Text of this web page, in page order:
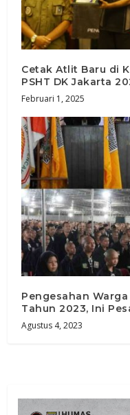
Cetak Atlit Baru di
PSHT DK Jakarta
Februari 1, 2025
Pengesahan
Tahun 2023, Ini
Agustus 4, 2023